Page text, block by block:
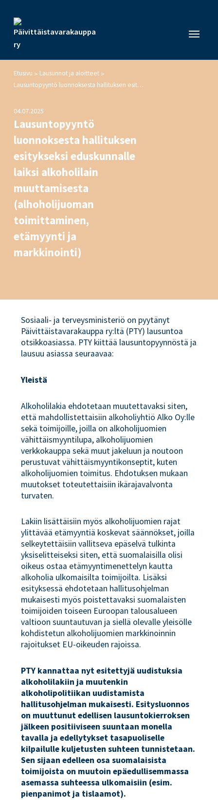
Etusivu > Lausunnot ja aloitteet >
Lausuntopyyntö luonnoksesta hallituksen esitykseksi eduskunnalle laiksi alkoholilain muuttamisesta (alhoholijuoman toimittaminen, etämyynti ja markkinointi)
04.07.2025
Lausuntopyyntö
luonnoksesta hallituksen
esitykseksi eduskunnalle
laiksi alkoholilain
muuttamisesta
(alhoholijuoman
toimittaminen,
etämyynti ja
markkinointi)
Sosiaali- ja terveysministeriö on pyytänyt
Päivittäistavarakauppa ry:ltä (PTY) lausuntoa
otsikkoasiassa. PTY kiittää lausuntopyynnöstä ja
lausuu asiassa seuraavaa:
Yleistä
Alkoholilakia ehdotetaan muutettavaksi siten,
että mahdollistettaisiin alkoholiyhtiö Alko Oy:lle
sekä toimijoille, joilla on alkoholijuomien
vähittäismyyntilupa, alkoholijuomien
verkkokauppa sekä muut jakeluun ja noutoon
perustuvat vähittäismyyntikonseptit, kuten
alkoholijuomien toimitus. Ehdotuksen mukaan
muutokset toteutettaisiin ikärajavalvonta
turvaten.
Lakiin lisättäisiin myös alkoholijuomien rajat
ylittävää etämyyntiä koskevat säännökset, joilla
selkeytettäisiin vallitseva epäselvä tulkinta
yksiselitteiseksi siten, että suomalaisilla olisi
oikeus ostaa etämyyntimenettelyn kautta
alkoholia ulkomaisilta toimijoilta. Lisäksi
esityksessä ehdotetaan hallitusohjelman
mukaisesti myös poistettavaksi suomalaisten
toimijoiden toiseen Euroopan talousalueen
valtioon suuntautuvan ja siellä olevalle yleisölle
kohdistetun alkoholijuomien markkinoinnin
rajoitukset EU-oikeuden rajoissa.
PTY kannattaa nyt esitettyjä uudistuksia
alkoholilakiin ja muutenkin
alkoholipolitiikan uudistamista
hallitusohjelman mukaisesti. Esitysluonnos
on muuttunut edellisen lausuntokierroksen
jälkeen positiiviseen suuntaan monella
tavalla ja edellytykset tasapuoliselle
kilpailulle kuljetusten suhteen tunnistetaan.
Sen sijaan edelleen osa suomalaisista
toimijoista on muutoin epäedullisemmassa
asemassa suhteessa ulkomaisiin (esim.
pienpanimot ja tislaamot).